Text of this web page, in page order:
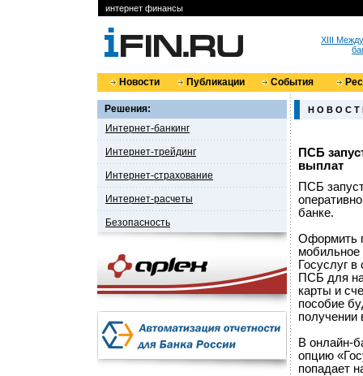
интернет финансы
XIII
Новости Публикации События
Решения:
Интернет-банкинг
Интернет-трейдинг
Интернет-страхование
Интернет-расчеты
Безопасность
Н О В О С Т
ПСБ
выплат
ПСБ
банке.
Оформить
мобильное
Госуслуг
ПСБ для
карты и
пособие
получении
В онлайн-
опцию
попадает